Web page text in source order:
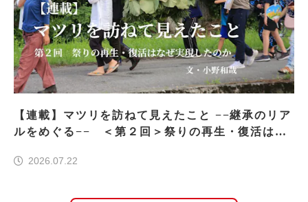
【連載】マツリを訪ねて見えたこと −−継承のリア
ルをめぐる−− ＜第２回＞祭りの再生・復活はな
2026.07.22